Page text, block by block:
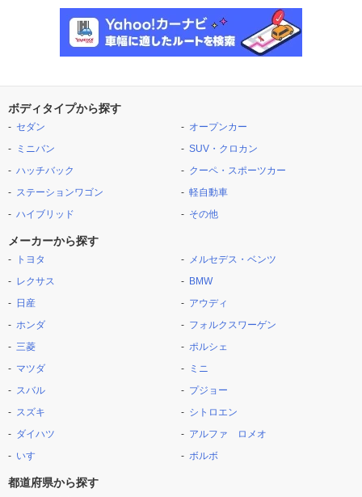
ボディタイプから探す
セダン
ミニバン
ハッチバック
ステーションワゴン
ハイブリッド
オープンカー
SUV・クロカン
クーペ・スポーツカー
軽自動車
その他
メーカーから探す
トヨタ
レクサス
日産
ホンダ
三菱
マツダ
スバル
スズキ
ダイハツ
いすゞ
メルセデス・ベンツ
BMW
アウディ
フォルクスワーゲン
ポルシェ
ミニ
プジョー
シトロエン
アルファ ロメオ
ボルボ
都道府県から探す